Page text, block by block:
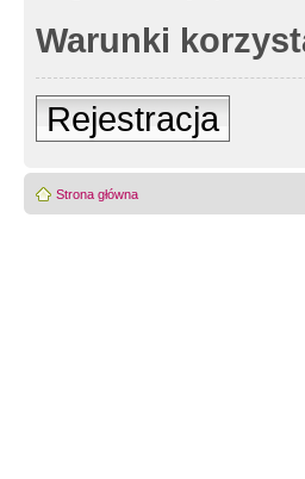
Warunki
Rejestracja
Strona główna